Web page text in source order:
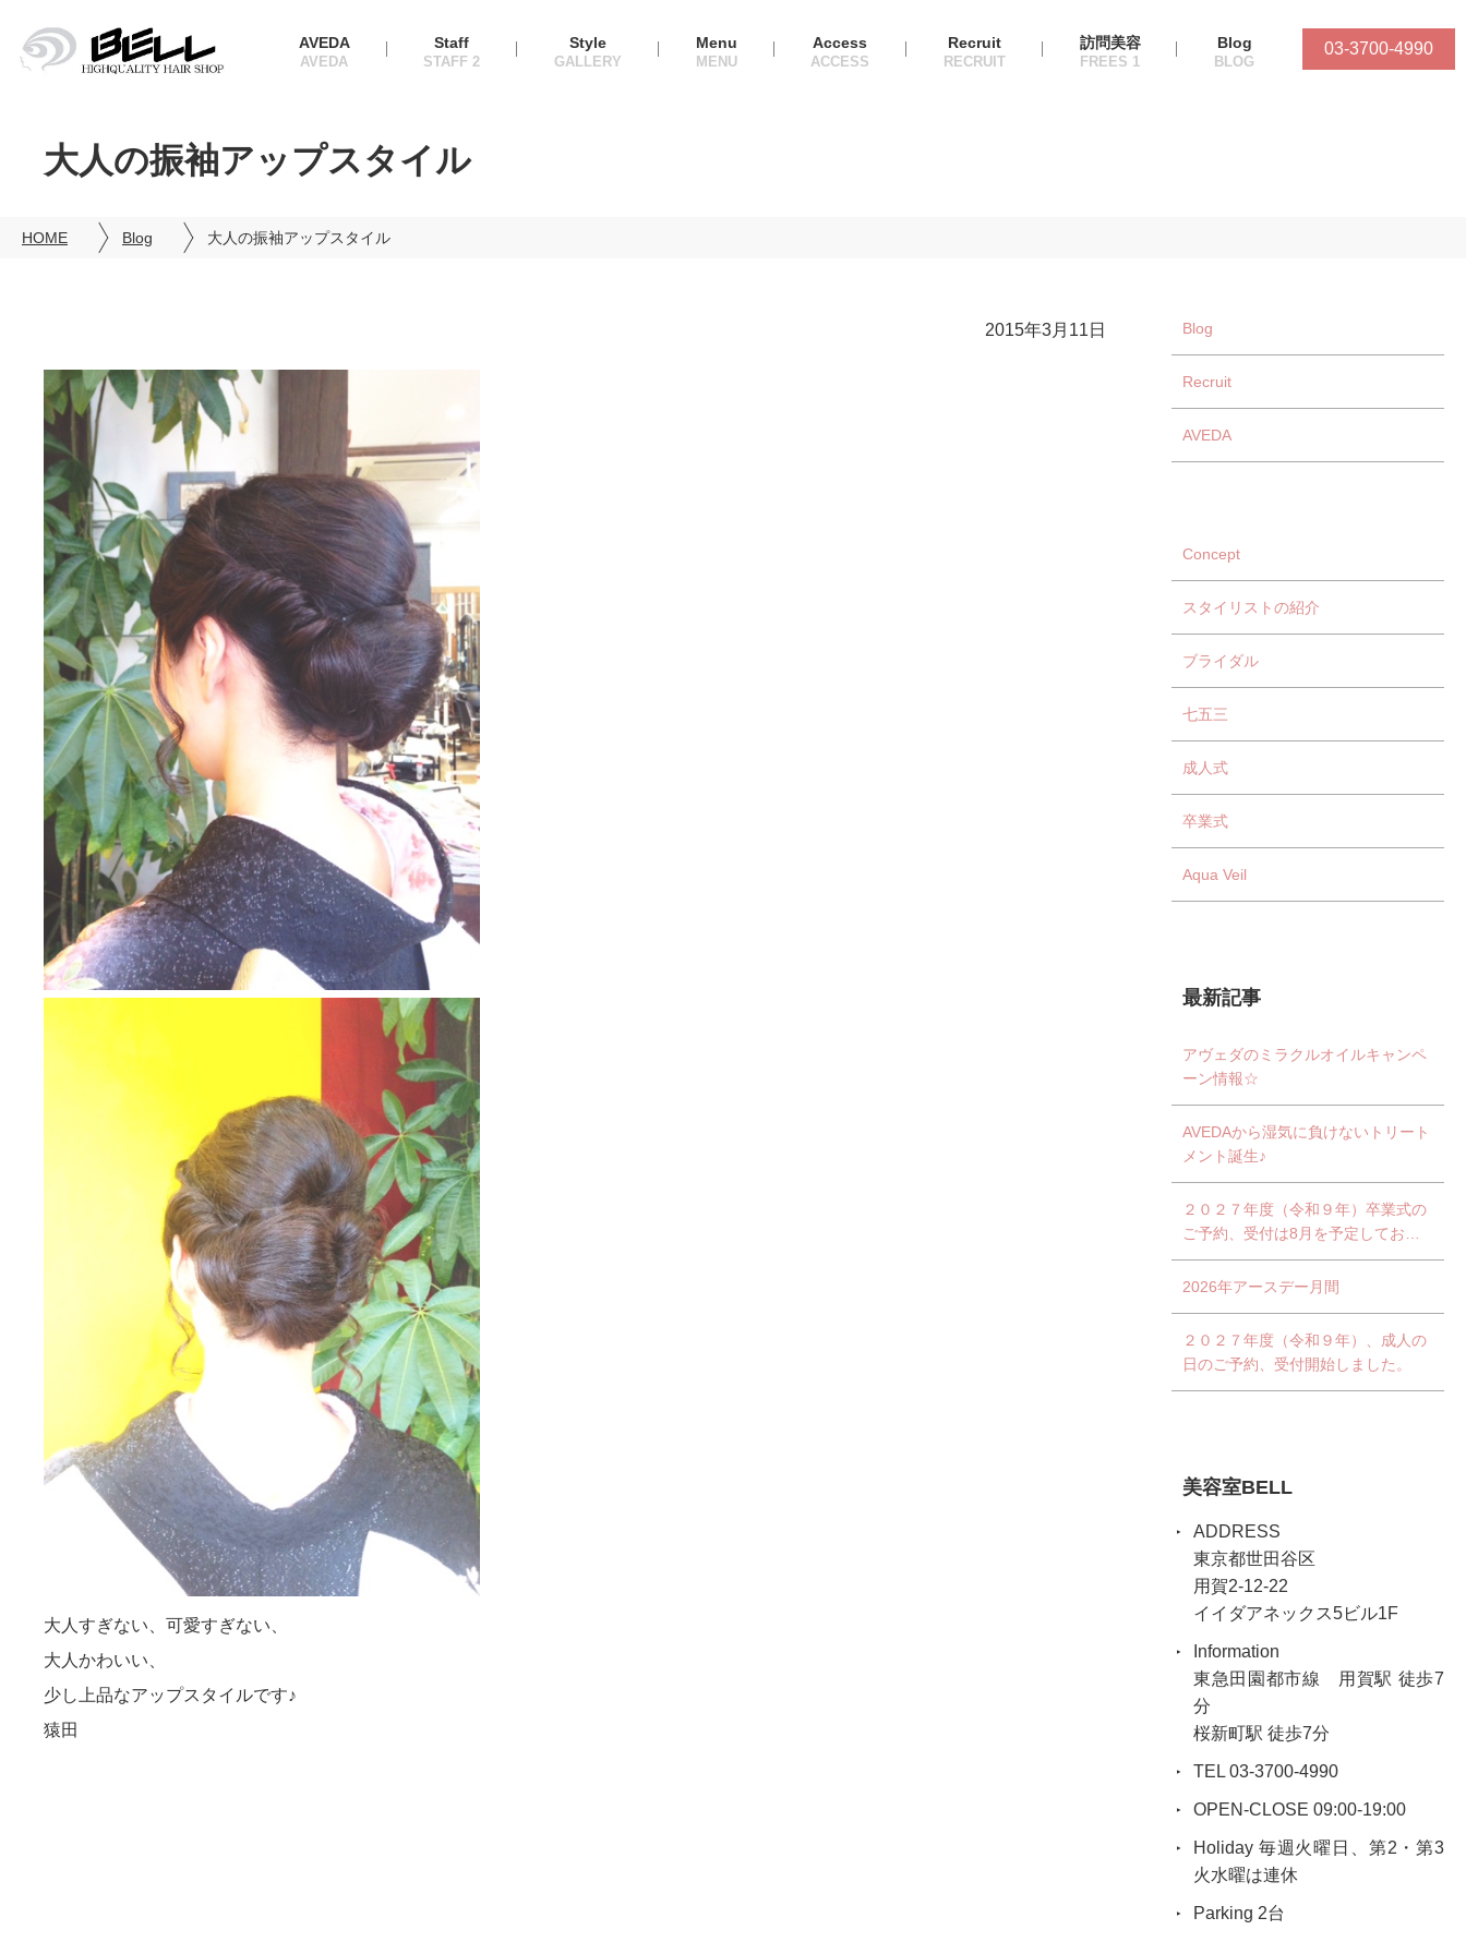
AVEDA Staff Style Menu Access Recruit 訪問美容 Blog 03-3700-4990
大人の振袖アップスタイル
HOME Blog 大人の振袖アップスタイル
2015年3月11日
大人すぎない、可愛すぎない、
大人かわいい、
少し上品なアップスタイルです♪
猿田
Blog
Recruit
AVEDA
Concept
スタイリストの紹介
ブライダル
七五三
成人式
卒業式
Aqua Veil
最新記事
アヴェダのミラクルオイルキャンペ
ーン情報☆
AVEDAから湿気に負けないトリート
メント誕生♪
２０２７年度（令和９年）卒業式の
ご予約、受付は8月を予定しており
ます。
2026年アースデー月間
２０２７年度（令和９年）、成人の
日のご予約、受付開始しました。
美容室BELL
ADDRESS
東京都世田谷区
用賀2-12-22
イイダアネックス5ビル1F
Information
東急田園都市線 用賀駅 徒歩7
分
桜新町駅 徒歩7分
TEL 03-3700-4990
OPEN-CLOSE 09:00-19:00
Holiday 毎週火曜日、第2・第3
火水曜は連休
Parking 2台